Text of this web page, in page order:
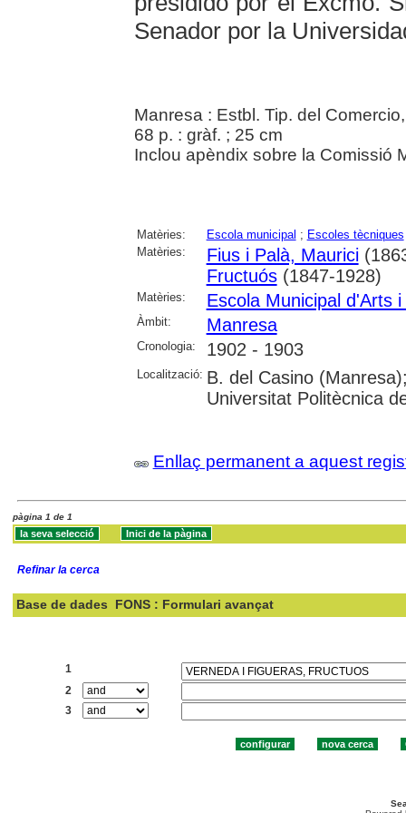
Senador por la
Manresa : Estbl. Tip. del
68 p. : gràf. ; 25 cm
Inclou apèndix sobre la Comissió
Matèries: Escola municipal ; Escoles tècniques
Matèries:
Fius i Palà, Maurici
Fructuós(1847-1928)
Matèries: Escola Municipal d'Arts
Àmbit: Manresa
Cronologia: 1902 - 1903
Localització: B. del Casino
Universitat Politècnica
Enllaç permanent a aquest
pàgina 1 de 1
Refinar la cerca
Base de dades FONS : Formulari avançat
1
2
3